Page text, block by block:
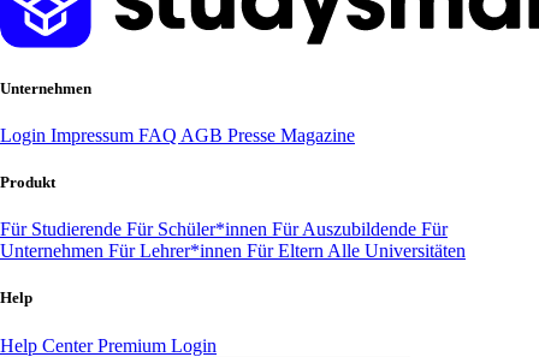
Unternehmen
Login Impressum FAQ AGB Presse Magazine
Produkt
Für Studierende Für Schüler*innen Für Auszubildende Für
Unternehmen Für Lehrer*innen Für Eltern Alle Universitäten
Help
Help CenterPremium Login